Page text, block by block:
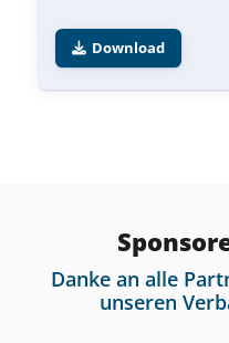
Download
Danke an alle
unseren